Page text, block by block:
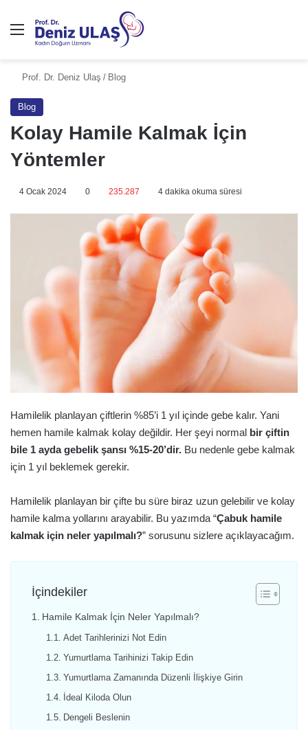
Prof. Dr. Deniz Ulaş / Blog
Blog
Kolay Hamile Kalmak İçin
Yöntemler
4 Ocak 2024 0 235.287 4 dakika okuma süresi
Hamilelik planlayan çiftlerin %85’i 1 yıl içinde gebe kalır. Yani
hemen hamile kalmak kolay değildir. Her şeyi normal bir çiftin
bile 1 ayda gebelik şansı %15-20’dir. Bu nedenle gebe kalmak
için 1 yıl beklemek gerekir.
Hamilelik planlayan bir çifte bu süre biraz uzun gelebilir ve kolay
hamile kalma yollarını arayabilir. Bu yazımda “Çabuk hamile
kalmak için neler yapılmalı?” sorusunu sizlere açıklayacağım.
İçindekiler
Hamile Kalmak İçin Neler Yapılmalı?
Adet Tarihlerinizi Not Edin
Yumurtlama Tarihinizi Takip Edin
Yumurtlama Zamanında Düzenli İlişkiye Girin
İdeal Kiloda Olun
Dengeli Beslenin